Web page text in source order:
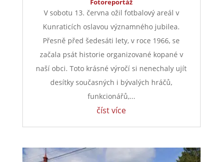
Fotoreportáž
V sobotu 13. června ožil fotbalový areál v
Kunraticích oslavou významného jubilea.
Přesně před šedesáti lety, v roce 1966, se
začala psát historie organizované kopané v
naší obci. Toto krásné výročí si nenechaly ujít
desítky současných i bývalých hráčů,
funkcionářů,...
číst více